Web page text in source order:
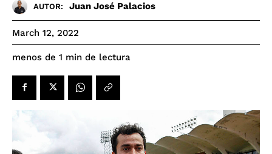
AUTOR: Juan José Palacios
March 12, 2022
menos de 1 min de lectura